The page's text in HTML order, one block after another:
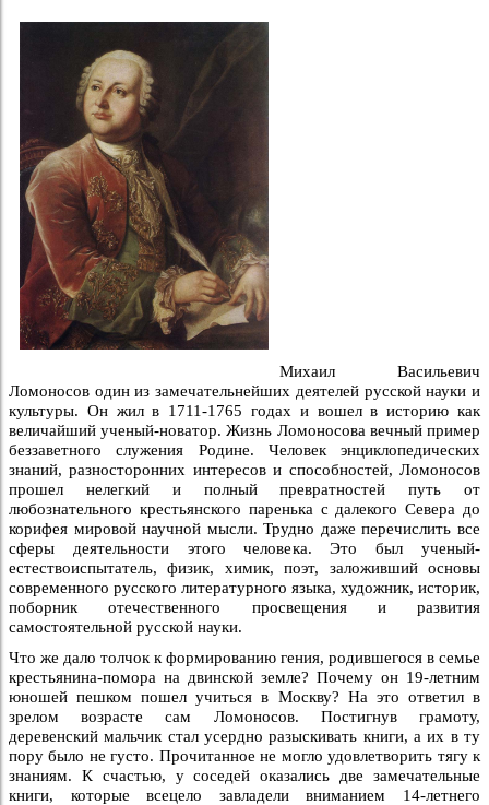
Михаил Васильевич
Ломоносов один из замечательнейших деятелей русской науки и
культуры. Он жил в 1711-1765 годах и вошел в историю как
величайший ученый-новатор. Жизнь Ломоносова вечный пример
беззаветного служения Родине. Человек энциклопедических
знаний, разносторонних интересов и способностей, Ломоносов
прошел нелегкий и полный превратностей путь от
любознательного крестьянского паренька с далекого Севера до
корифея мировой научной мысли. Трудно даже перечислить все
сферы деятельности этого человека. Это был ученый-
естествоиспытатель, физик, химик, поэт, заложивший основы
современного русского литературного языка, художник, историк,
поборник отечественного просвещения и развития
самостоятельной русской науки.
Что же дало толчок к формированию гения, родившегося в семье
крестьянина-помора на двинской земле? Почему он 19-летним
юношей пешком пошел учиться в Москву? На это ответил в
зрелом возрасте сам Ломоносов. Постигнув грамоту,
деревенский мальчик стал усердно разыскивать книги, а их в ту
пору было не густо. Прочитанное не могло удовлетворить тягу к
знаниям. К счастью, у соседей оказались две замечательные
книги, которые всецело завладели вниманием 14-летнего